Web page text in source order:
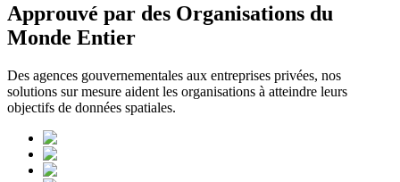
Approuvé par des Organisations du
Monde Entier
Des agences gouvernementales aux entreprises privées, nos
solutions sur mesure aident les organisations à atteindre leurs
objectifs de données spatiales.